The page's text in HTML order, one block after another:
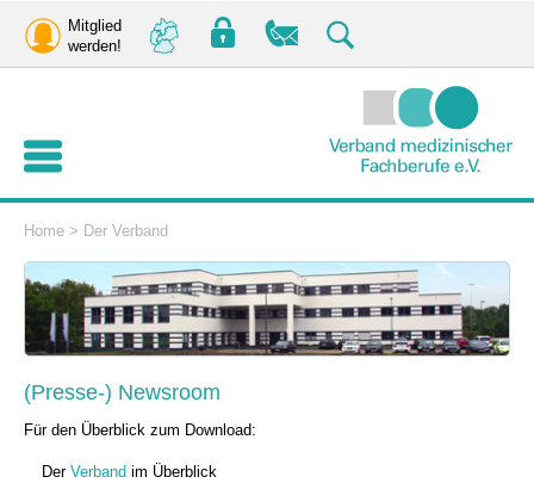
Mitglied
werden!
Home > Der Verband
(Presse-) Newsroom
Für den Überblick zum Download:
Der Verband im Überblick